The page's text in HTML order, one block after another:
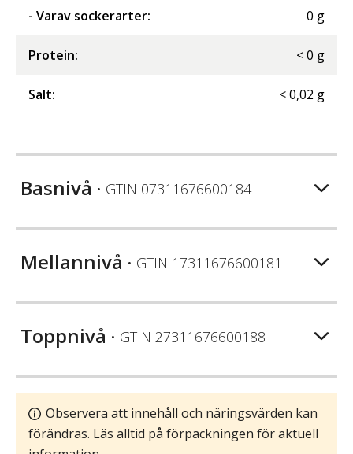
- Varav sockerarter: 0 g
Protein: <0 g
Salt: <0,02 g
Basnivå • GTIN 07311676600184
Mellannivå • GTIN 17311676600181
Toppnivå • GTIN 27311676600188
Observera att innehåll och näringsvärden kan
förändras. Läs alltid på förpackningen för aktuell